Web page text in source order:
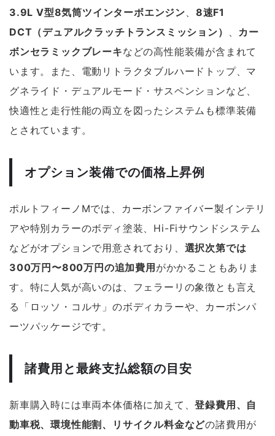
3.9L V型8気筒ツインターボエンジン、 8速F1
DCT（デュアルクラッチトランスミッション） 、 カー
ボンセラミックブレーキなどの高性能装備が含まれて
います。また、電動リトラクタブルハードトップ、マ
グネライド・デュアルモード・サスペンションなど、
快適性と走行性能の両立を図ったシステムも標準装備
とされています。
オプション装備での価格上昇例
ポルトフィーノMでは、カーボンファイバー製インテリ
アや特別カラーのボディ塗装、Hi-Fiサウンドシステム
などがオプションで用意されており、 選択次第では
300万円〜800万円の追加費用 がかかることもありま
す。特に人気が高いのは、フェラーリの象徴とも言え
る「ロッソ・コルサ」のボディカラーや、カーボンパ
ーツパッケージです。
諸費用と最終支払総額の目安
新車購入時には車両本体価格に加えて、登録費用、自
動車税、環境性能割、リサイクル料金などの諸費用が